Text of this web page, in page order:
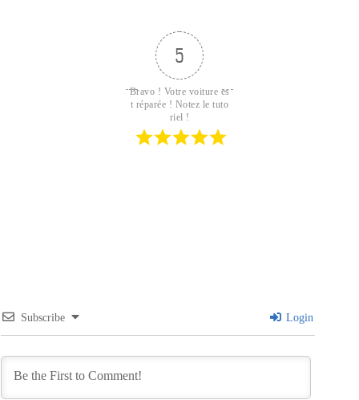
5
Bravo ! Votre voiture es
t réparée ! Notez le tuto
riel !
Subscribe Login